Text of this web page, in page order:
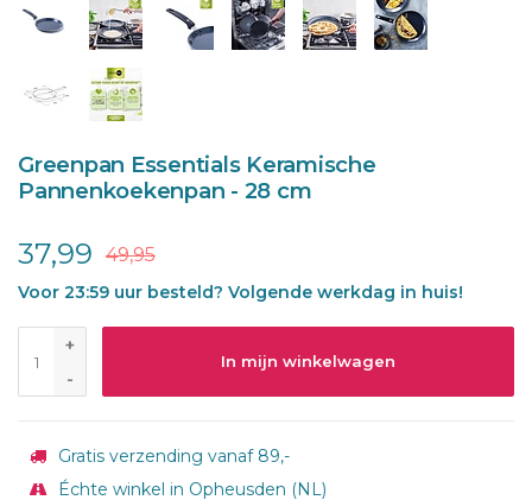
Greenpan Essentials Keramische
Pannenkoekenpan - 28 cm
37,99 49,95
Voor 23:59 uur besteld? Volgende werkdag in huis!
+
-
In mijn winkelwagen
Gratis verzending vanaf 89,-
Échte winkel in Opheusden (NL)